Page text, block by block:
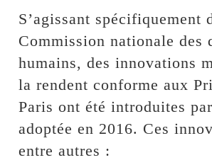
S’agissant spécifiquement
Commission nationale des
humains, des innovations
la rendent conforme aux
Paris ont été introduites
adoptée en 2016. Ces
entre autres :